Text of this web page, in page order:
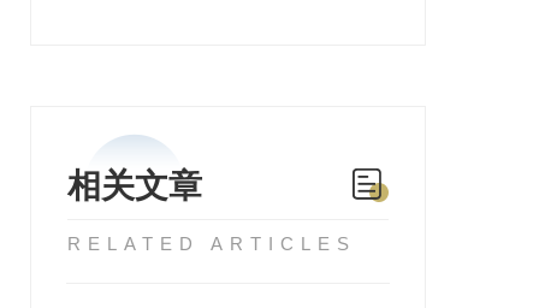
相关文章
RELATED ARTICLES